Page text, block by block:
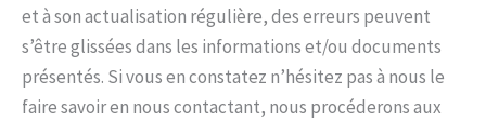
et à son actualisation régulière, des erreurs peuvent
s’être glissées dans les informations et/ou documents
présentés. Si vous en constatez n’hésitez pas à nous le
faire savoir en nous contactant, nous procéderons aux